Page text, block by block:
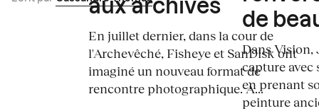
aux archives
En juillet dernier, dans la cour de
l'Archevêché, Fisheye et SanDisk ont
imaginé un nouveau format de
rencontre photographique. À...
de
Dans
capture avec
en prenant
peinture